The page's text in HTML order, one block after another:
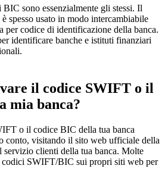
sono essenzialmente gli stessi. Il
spesso usato in modo intercambiabile
per codice di identificazione della banca.
identificare banche e istituti finanziari
il codice SWIFT o il
mia banca?
o il codice BIC della tua banca
conto, visitando il sito web ufficiale della
servizio clienti della tua banca. Molte
codici SWIFT/BIC sui propri siti web per